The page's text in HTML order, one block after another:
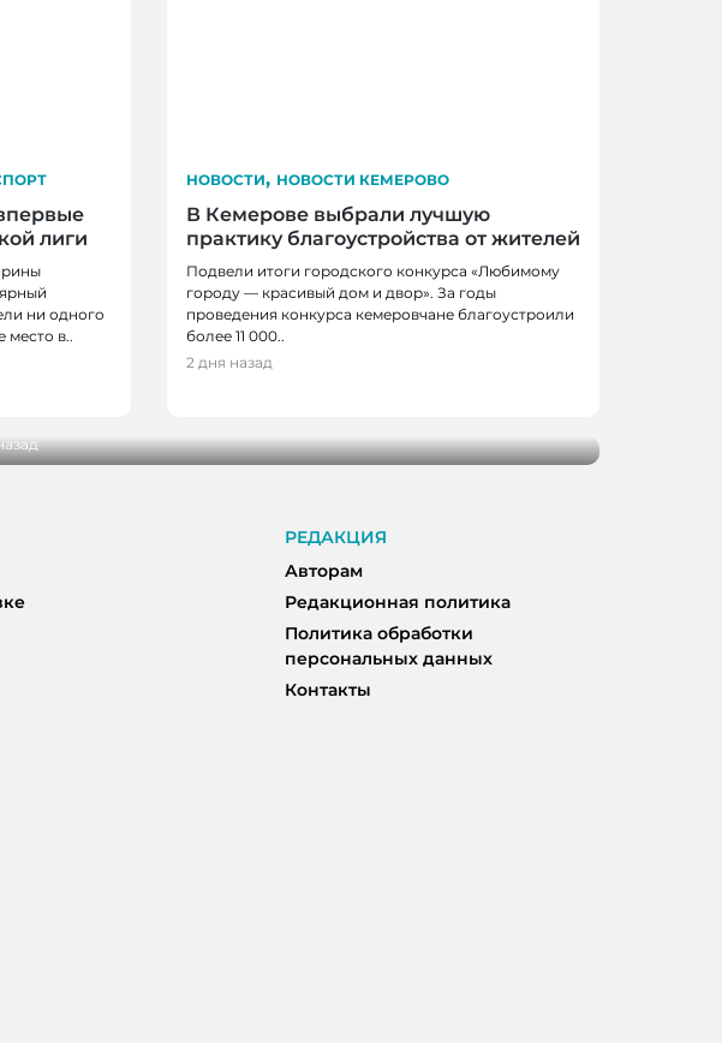
лиги
ни одного
место в..
НОВОСТИ, НОВОСТИ КЕМЕРОВО
В Кемерове выбрали лучшую
практику благоустройства от жителей
Подвели итоги городского конкурса «Любимому
городу — красивый дом и двор». За годы
проведения конкурса кемеровчане благоустроили
более 11 000..
2 дня назад
НОВОСТИ КЕМЕРОВО
РЕДАКЦИЯ
Авторам
Редакционная политика
Политика обработки
персональных данных
Контакты